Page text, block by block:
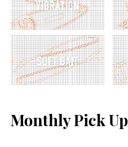
Monthly Pick Up